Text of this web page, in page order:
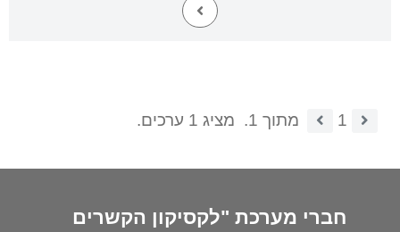
1 מתוך 1. מציג 1 ערכים.
חברי מערכת "לקסיקון הקשרים